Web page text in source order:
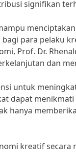
signifikan
para pelaku
Prof. Dr.
dan
untuk
dapat
hanya
kreatif secara